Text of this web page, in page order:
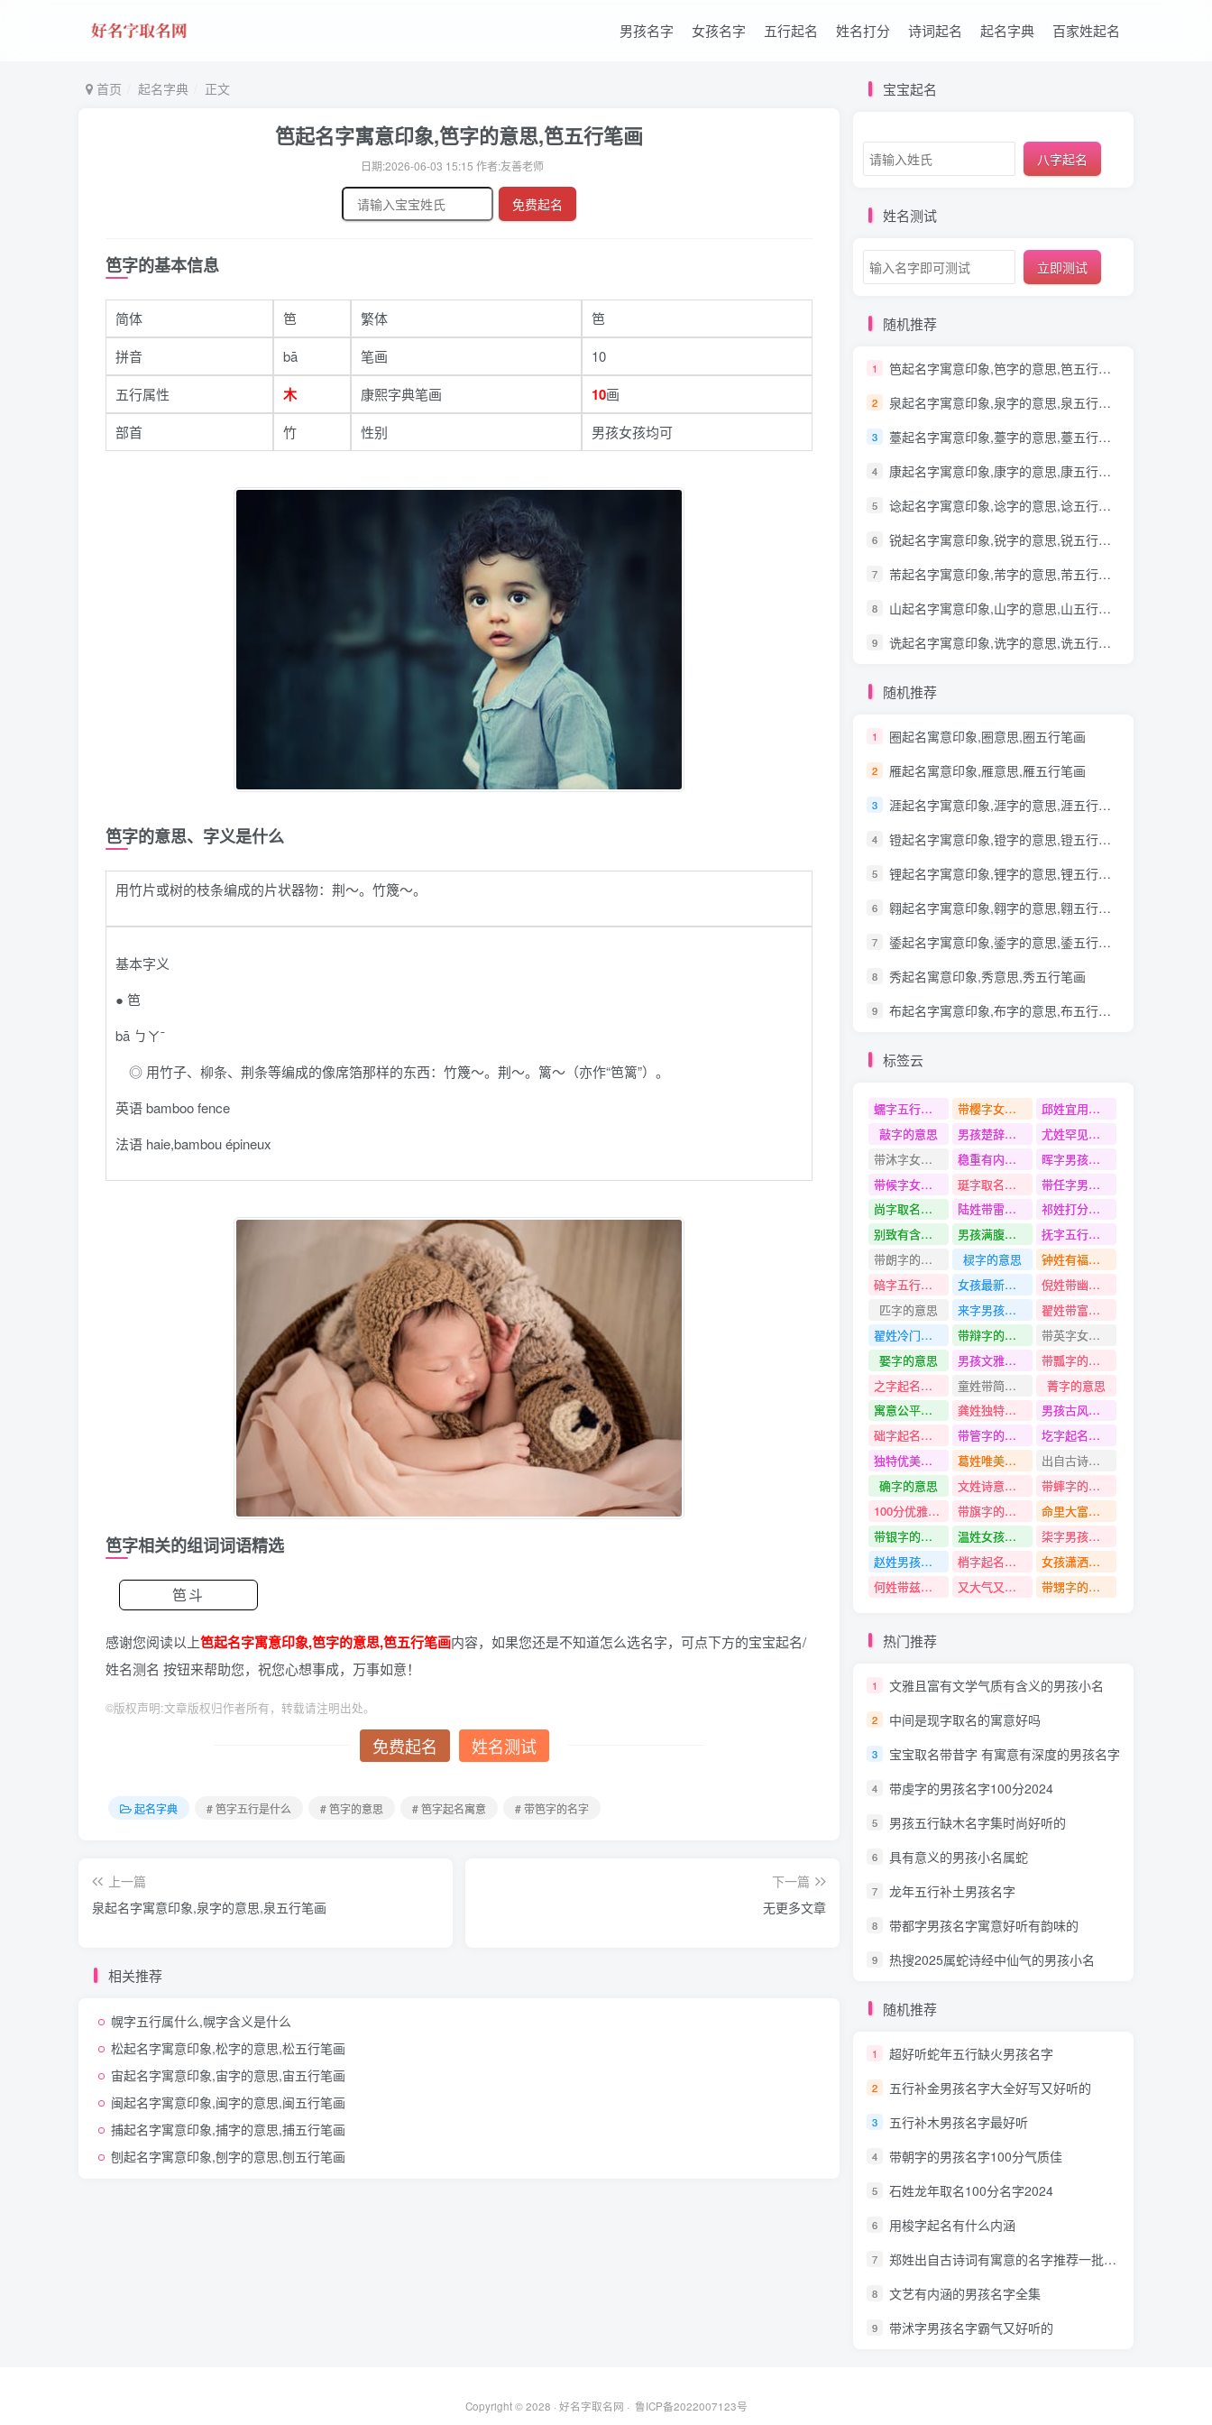
男孩名字 女孩名字 五行起名 姓名打分 诗词起名 起名字典 百家姓起名
首页 起名字典 正文
笆起名字寓意印象,笆字的意思,笆五行笔画
日期:2026-06-03 15:15 作者:友善老师
免费起名
笆字的基本信息
简体 笆 繁体
笆
拼音
bā 笔画
10
五行属性
木 康熙字典笔画 10画
部首
竹 性别 男孩女孩均可
笆字的意思、字义是什么
用竹片或树的枝条编成的片状器物：荆～。竹篾～。
基本字义
● 笆
bā ㄅㄚˉ
◎ 用竹子、柳条、荆条等编成的像席箔那样的东西：竹篾～。荆～。篱～（亦作“笆篱”）。
英语 bamboo fence
法语 haie,bambou épineux
笆字相关的组词词语精选
笆斗
感谢您阅读以上笆起名字寓意印象,笆字的意思,笆五行笔画内容，如果您还是不知道怎么选名字，可点下方的宝宝起名/
姓名测名 按钮来帮助您，祝您心想事成，万事如意！
©版权声明:文章版权归作者所有，转载请注明出处。
免费起名 姓名测试
起名字典 # 笆字五行是什么 # 笆字的意思 # 笆字起名寓意 # 带笆字的名字
上一篇
泉起名字寓意印象,泉字的意思,泉五行笔画
下一篇
无更多文章
相关推荐
幌字五行属什么,幌字含义是什么
松起名字寓意印象,松字的意思,松五行笔画
宙起名字寓意印象,宙字的意思,宙五行笔画
闽起名字寓意印象,闽字的意思,闽五行笔画
捕起名字寓意印象,捕字的意思,捕五行笔画
刨起名字寓意印象,刨字的意思,刨五行笔画
宝宝起名
八字起名
姓名测试
立即测试
随机推荐
1 笆起名字寓意印象,笆字的意思,笆五行笔画
2 泉起名字寓意印象,泉字的意思,泉五行笔画
3 薹起名字寓意印象,薹字的意思,薹五行笔画
4 康起名字寓意印象,康字的意思,康五行笔画
5 谂起名字寓意印象,谂字的意思,谂五行笔画
6 锐起名字寓意印象,锐字的意思,锐五行笔画
7 芾起名字寓意印象,芾字的意思,芾五行笔画
8 山起名字寓意印象,山字的意思,山五行笔画
9 诜起名字寓意印象,诜字的意思,诜五行笔画
随机推荐
1 圈起名寓意印象,圈意思,圈五行笔画
2 雁起名寓意印象,雁意思,雁五行笔画
3 涯起名字寓意印象,涯字的意思,涯五行笔画
4 镫起名字寓意印象,镫字的意思,镫五行笔画
5 锂起名字寓意印象,锂字的意思,锂五行笔画
6 翱起名字寓意印象,翱字的意思,翱五行笔画
7 鋈起名字寓意印象,鋈字的意思,鋈五行笔画
8 秀起名寓意印象,秀意思,秀五行笔画
9 布起名字寓意印象,布字的意思,布五行笔画
标签云
蠕字五行是什么 带樱字女孩名字
邱姓宜用的名字
敲字的意思
男孩楚辞中音律优美的名字
尤姓罕见独特好听的名字
带沐字女孩名字
稳重有内涵的男孩名字
晖字男孩名字大全
带候字女孩名字
珽字取名的含义是什么
带任字男孩名字
尚字取名的意思和含义
陆姓带雷字名字
祁姓打分高的名字
别致有含义的男孩名字
男孩满腹经纶有哪些的名字
抚字五行是什么
带朗字的名字
棂字的意思
钟姓有福气吉利的名字
碚字五行是什么
女孩最新满分的名字
倪姓带幽字名字
匹字的意思
来字男孩名字推荐
翟姓带富字名字
翟姓冷门又高级有诗意的名字
带辩字的名字
带英字女孩名字
娶字的意思
男孩文雅有诗意的名字
带瓢字的名字
之字起名寓意
童姓带简字名字
菁字的意思
寓意公平公正的男孩名字
龚姓独特寓意好的名字
男孩古风素雅的名字
础字起名寓意
带管字的名字
圪字起名寓意
独特优美有涵养的男孩名字
葛姓唯美动听的名字
出自古诗词好的女孩名字
确字的意思
文姓诗意淡雅100分的名字
带蟀字的名字
100分优雅的男孩名字
带旗字的名字
命里大富大贵的女孩名字
带银字的名字
温姓女孩名字
柒字男孩名字大全
赵姓男孩名字
梢字起名寓意
女孩潇洒飘逸古风的名字
何姓带兹字名字
又大气又有福气的女孩名字 带甥字的名字
热门推荐
1 文雅且富有文学气质有含义的男孩小名
2 中间是现字取名的寓意好吗
3 宝宝取名带昔字 有寓意有深度的男孩名字
4 带虔字的男孩名字100分2024
5 男孩五行缺木名字集时尚好听的
6 具有意义的男孩小名属蛇
7 龙年五行补土男孩名字
8 带都字男孩名字寓意好听有韵味的
9 热搜2025属蛇诗经中仙气的男孩小名
随机推荐
1 超好听蛇年五行缺火男孩名字
2 五行补金男孩名字大全好写又好听的
3 五行补木男孩名字最好听
4 带朝字的男孩名字100分气质佳
5 石姓龙年取名100分名字2024
6 用梭字起名有什么内涵
7 郑姓出自古诗词有寓意的名字推荐一批好听的
8 文艺有内涵的男孩名字全集
9 带沭字男孩名字霸气又好听的
Copyright © 2028 · 好名字取名网 · 鲁ICP备2022007123号